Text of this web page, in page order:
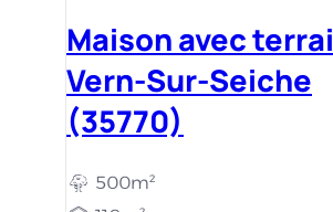
Maison avec
Vern-Sur-Seiche
(35770)
500m²